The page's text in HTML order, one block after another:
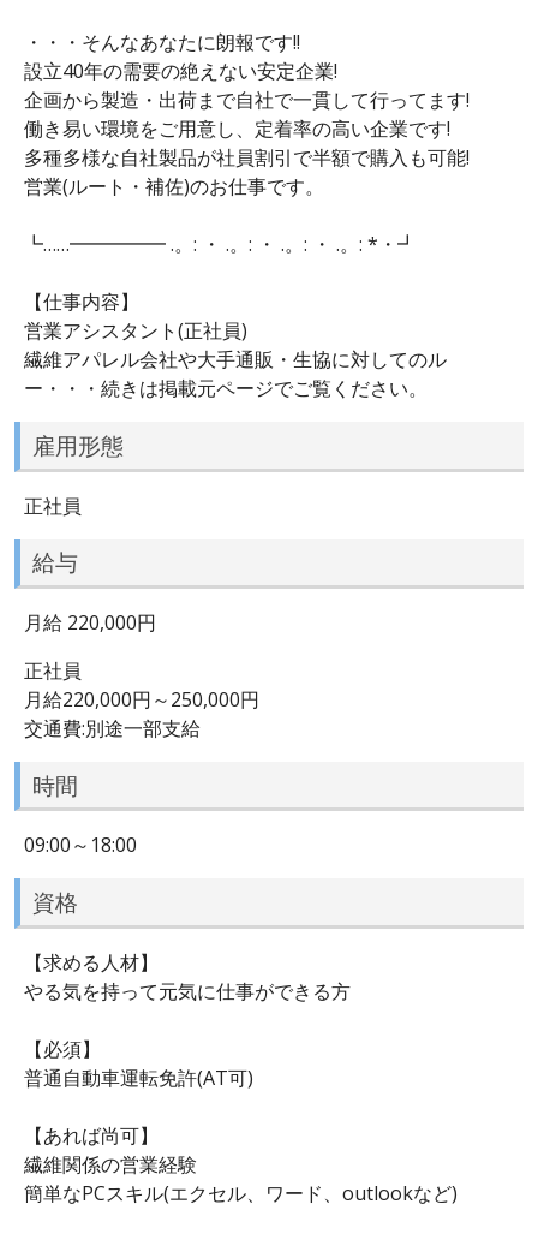
・・・そんなあなたに朗報です!!
設立40年の需要の絶えない安定企業!
企画から製造・出荷まで自社で一貫して行ってます!
働き易い環境をご用意し、定着率の高い企業です!
多種多様な自社製品が社員割引で半額で購入も可能!
営業(ルート・補佐)のお仕事です。
┗……━━━━━ .。: ・ .。: ・ .。: ・ .。: *・┛
【仕事内容】
営業アシスタント(正社員)
繊維アパレル会社や大手通販・生協に対してのル
ー・・・続きは掲載元ページでご覧ください。
雇用形態
正社員
給与
月給 220,000円
正社員
月給220,000円～250,000円
交通費:別途一部支給
時間
09:00～18:00
資格
【求める人材】
やる気を持って元気に仕事ができる方
【必須】
普通自動車運転免許(AT可)
【あれば尚可】
繊維関係の営業経験
簡単なPCスキル(エクセル、ワード、outlookなど)